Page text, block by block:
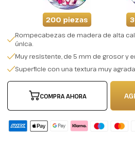
200 piezas
Rompecabezas de madera de alta
única.
Muy resistente, de 5 mm de grosor y
Superficie con una textura muy
COMPRA AHORA